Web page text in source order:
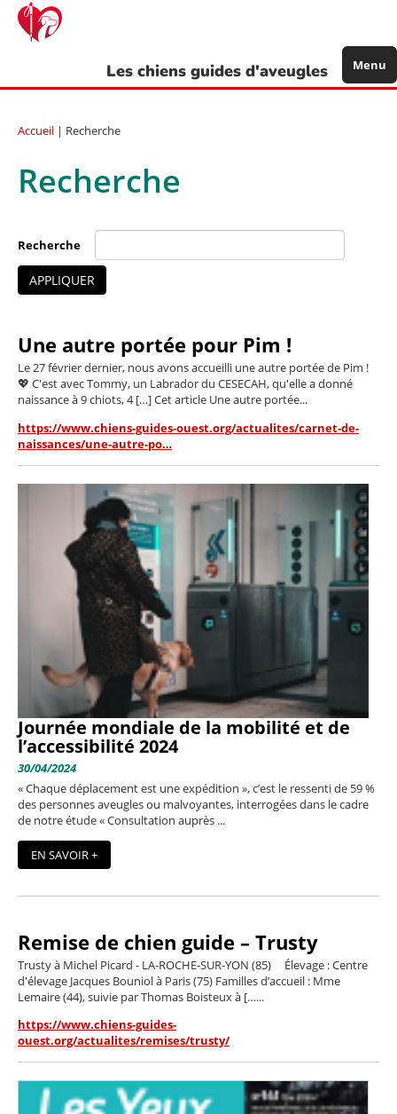
Aller
contenu
Les chiens guides d'aveugles Menu
Accueil | Recherche
Recherche
Recherche
APPLIQUER
Une autre portée pour Pim !
Le 27 février dernier, nous avons accueilli une autre portée de Pim !
💖 C'est avec Tommy, un Labrador du CESECAH, qu'elle a donné
naissance à 9 chiots, 4 […] Cet article Une autre portée...
https://www.chiens-guides-ouest.org/actualites/carnet-de-
naissances/une-autre-po…
Journée mondiale de la mobilité et de
l’accessibilité 2024
30/04/2024
« Chaque déplacement est une expédition », c’est le ressenti de 59 %
des personnes aveugles ou malvoyantes, interrogées dans le cadre
de notre étude « Consultation auprès ...
EN SAVOIR +
Remise de chien guide – Trusty
Trusty à Michel Picard - LA-ROCHE-SUR-YON (85) Élevage : Centre
d'élevage Jacques Bouniol à Paris (75) Familles d’accueil : Mme
Lemaire (44), suivie par Thomas Boisteux à […...
https://www.chiens-guides-
ouest.org/actualites/remises/trusty/